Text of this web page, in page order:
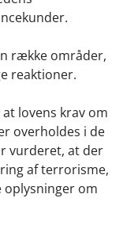
række områder,
reaktioner.
lovens krav om
overholdes i de
vurderet, at der
af terrorisme,
om